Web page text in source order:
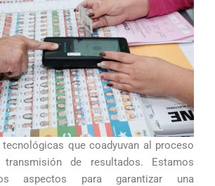
que coadyuvan al proceso
de resultados. Estamos
aspectos para garantizar una